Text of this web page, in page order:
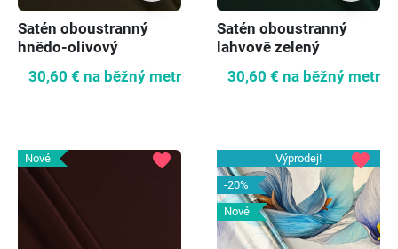
Satén oboustranný
hnědo-olivový
30,60 € na běžný metr
Satén oboustranný
lahvově zelený
30,60 € na běžný metr
Nové favorite
Výprodej!
-20%
Nové
favorite